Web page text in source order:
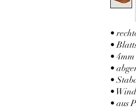
•
•
•
•
•
•
• aus